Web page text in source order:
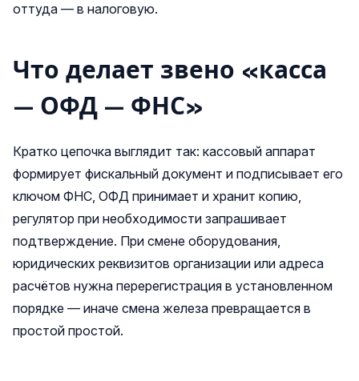
оттуда — в налоговую.
Что делает звено «касса
— ОФД — ФНС»
Кратко цепочка выглядит так: кассовый аппарат
формирует фискальный документ и подписывает его
ключом ФНС, ОФД принимает и хранит копию,
регулятор при необходимости запрашивает
подтверждение. При смене оборудования,
юридических реквизитов организации или адреса
расчётов нужна перерегистрация в установленном
порядке — иначе смена железа превращается в
простой простой.